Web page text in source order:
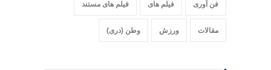
فن آوری فیلم های فیلم های مستند
مقالات ورزش وطن (دری)